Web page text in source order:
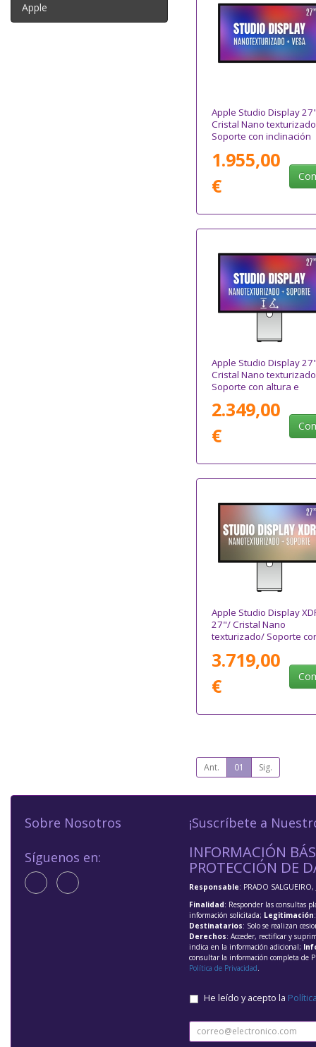
Apple
Apple Studio Display
Cristal Nano
Soporte con inclinación
1.955,00
€
Apple Studio Display
Cristal Nano
Soporte con altura e
2.349,00
€
Apple Studio Display
27"/ Cristal Nano
texturizado/ Soporte
ajustable
3.719,00
€
Ant. 01 Sig.
Sobre Nosotros
Síguenos en:
¡Suscríbete a
INFORMACIÓN
PROTECCIÓN DE
Responsable: PRADO SALGUEIRO,
Finalidad: Responder las consultas
información solicitada; Legitimación
Destinatarios: Solo se realizan
Derechos: Acceder, rectificar y
indica en la información adicional;
consultar la información completa de
Política de Privacidad
He leído y acepto la